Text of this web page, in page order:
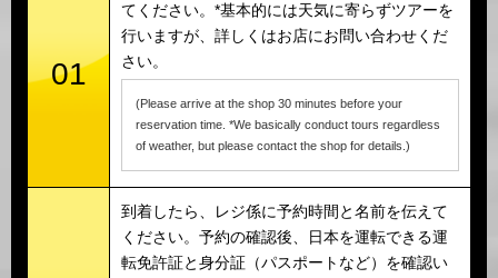
01
てください。*基本的には天気に寄らずツアーを
行いますが、詳しくはお店にお問い合わせくだ
さい。
(Please arrive at the shop 30 minutes before your
reservation time. *We basically conduct tours regardless
of weather, but please contact the shop for details.)
到着したら、レジ係に予約時間と名前を伝えて
ください。予約の確認後、日本を運転できる運
転免許証と身分証（パスポートなど）を確認い